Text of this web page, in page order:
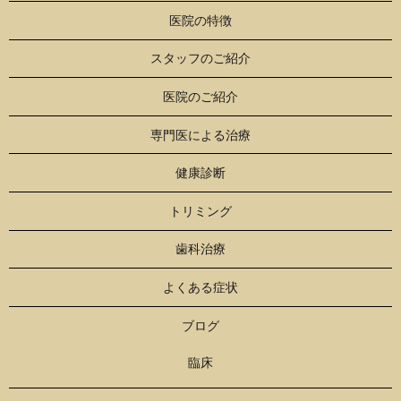
医院の特徴
スタッフのご紹介
医院のご紹介
専門医による治療
健康診断
トリミング
歯科治療
よくある症状
ブログ
臨床